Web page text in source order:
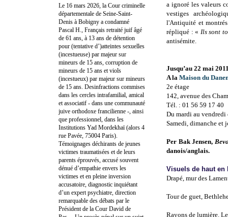
a ignoré les valeurs
vestiges
l'Antiquité et
répliqué : « Ils sont
antisémite.
Jusqu’au 22 mai
A la Maison du
2e étage
142, avenue des
Tél. : 01 56 59 17 40
Du mardi au vendredi
Samedi, dimanche et
Per Bak Jensen,
danois/anglais.
Visuels de haut en
Drapé, mur des
Tour de guet,
Rayons de lumière.
Le 16 mars 2026, la Cour criminelle
départementale de Seine-Saint-
Denis à Bobigny a condamné
Pascal H., Français retraité juif âgé
de 61 ans, à 13 ans de détention
pour (tentative d’)atteintes sexuelles
(incestueuse) par majeur sur
mineurs de 15 ans, corruption de
mineurs de 15 ans et viols
(incestueux) par majeur sur mineurs
de 15 ans. Desinfractions commises
dans les cercles intrafamilial, amical
et associatif - dans une communauté
juive orthodoxe francilienne -, ainsi
que professionnel, dans les
Institutions Yad Mordekhaï (alors 4
rue Pavée, 75004 Paris).
Témoignages déchirants de jeunes
victimes traumatisées et de leurs
parents éprouvés, accusé souvent
dénué d’empathie envers les
victimes et en pleine inversion
accusatoire, diagnostic inquiétant
d’un expert psychiatre, direction
remarquable des débats par le
Président de la Cour David de